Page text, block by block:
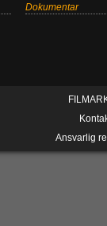
Dokumentar
Ansvarlig